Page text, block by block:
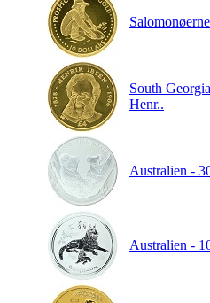
South
Henr..
Australien -
Australien -